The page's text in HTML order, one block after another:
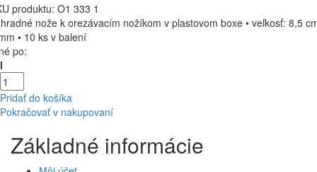
produktu: O1 333 1
nože k orezávacím nožíkom v plastovom boxe • veľkosť: 8,5
• 10 ks v balení
po:
Pridať do košíka
Pokračovať v nakupovaní
Základné informácie